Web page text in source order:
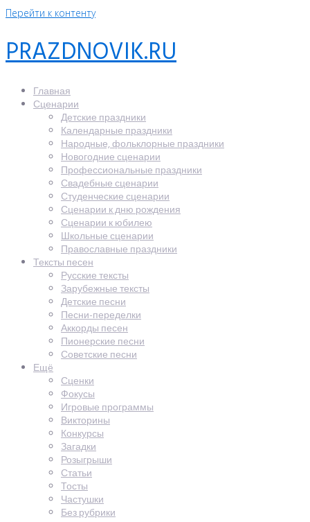
Перейти к контенту
PRAZDNOVIK.RU
Главная
Сценарии
Детские праздники
Календарные праздники
Народные, фольклорные праздники
Новогодние сценарии
Профессиональные праздники
Свадебные сценарии
Студенческие сценарии
Сценарии к дню рождения
Сценарии к юбилею
Школьные сценарии
Православные праздники
Тексты песен
Русские тексты
Зарубежные тексты
Детские песни
Песни-переделки
Аккорды песен
Пионерские песни
Советские песни
Ещё
Сценки
Фокусы
Игровые программы
Викторины
Конкурсы
Загадки
Розыгрыши
Статьи
Тосты
Частушки
Без рубрики